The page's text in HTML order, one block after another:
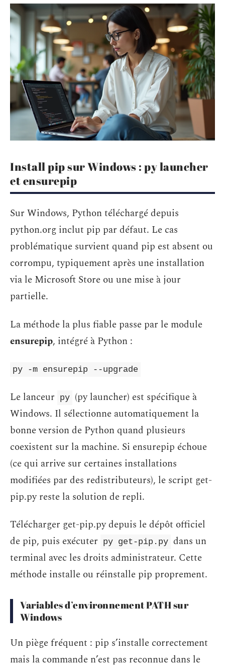
Install pip sur Windows : py launcher
et ensurepip
Sur Windows, Python téléchargé depuis
python.org inclut pip par défaut. Le cas
problématique survient quand pip est absent ou
corrompu, typiquement après une installation
via le Microsoft Store ou une mise à jour
partielle.
La méthode la plus fiable passe par le module
ensurepip, intégré à Python :
py -m ensurepip --upgrade
Le lanceur py (py launcher) est spécifique à
Windows. Il sélectionne automatiquement la
bonne version de Python quand plusieurs
coexistent sur la machine. Si ensurepip échoue
(ce qui arrive sur certaines installations
modifiées par des redistributeurs), le script get-
pip.py reste la solution de repli.
Télécharger get-pip.py depuis le dépôt officiel
de pip, puis exécuter
py get-pip.py dans un
terminal avec les droits administrateur. Cette
méthode installe ou réinstalle pip proprement.
Variables d’environnement PATH sur
Windows
Un piège fréquent : pip s’installe correctement
mais la commande n’est pas reconnue dans le